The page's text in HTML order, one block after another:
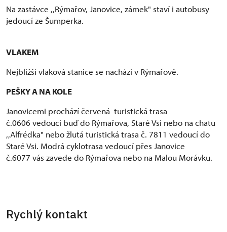
Na zastávce ,,Rýmařov, Janovice, zámek" staví i autobusy
jedoucí ze Šumperka.
VLAKEM
Nejbližší vlaková stanice se nachází v Rýmařově.
PEŠKY A NA KOLE
Janovicemi prochází červená turistická trasa
č.0606 vedoucí buď do Rýmařova, Staré Vsi nebo na chatu
,,Alfrédka" nebo žlutá turistická trasa č. 7811 vedoucí do
Staré Vsi. Modrá cyklotrasa vedoucí přes Janovice
č.6077 vás zavede do Rýmařova nebo na Malou Morávku.
Rychlý kontakt